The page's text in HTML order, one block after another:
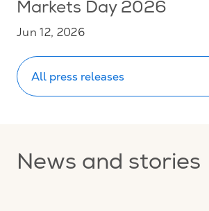
Markets Day 2026
Jun 12, 2026
All press releases
News and stories